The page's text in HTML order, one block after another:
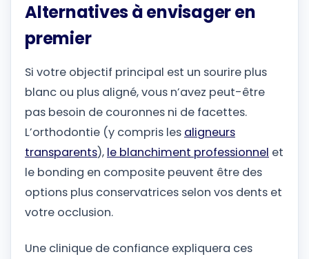
Alternatives à envisager en
premier
Si votre objectif principal est un sourire plus
blanc ou plus aligné, vous n’avez peut-être
pas besoin de couronnes ni de facettes.
L’orthodontie (y compris les aligneurs
transparents), le blanchiment professionnel et
le bonding en composite peuvent être des
options plus conservatrices selon vos dents et
votre occlusion.
Une clinique de confiance expliquera ces